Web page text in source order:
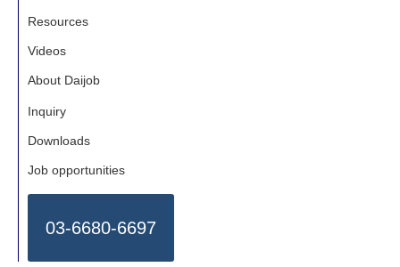
Resources
Videos
About Daijob
Inquiry
Downloads
Job opportunities
03-6680-6697